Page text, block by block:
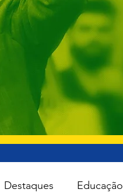
Destaques Educação